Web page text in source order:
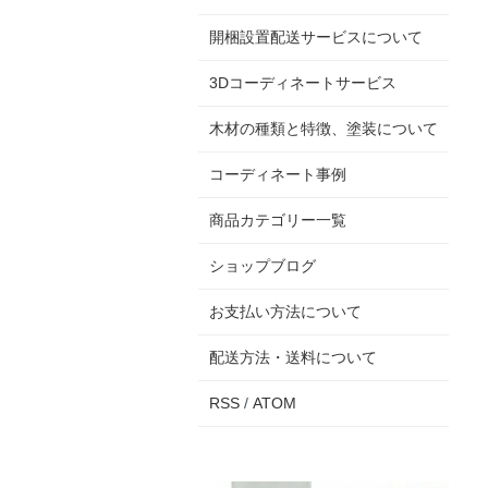
開梱設置配送サービスについて
3Dコーディネートサービス
木材の種類と特徴、塗装について
コーディネート事例
商品カテゴリー一覧
ショップブログ
お支払い方法について
配送方法・送料について
RSS / ATOM